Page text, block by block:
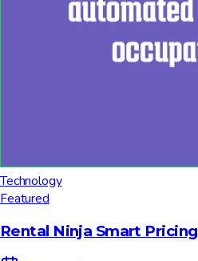
Technology
Featured
Rental Ninja Smart Pricing